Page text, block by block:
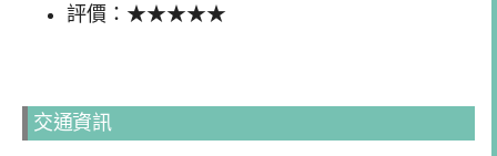
評價：★★★★★
交通資訊